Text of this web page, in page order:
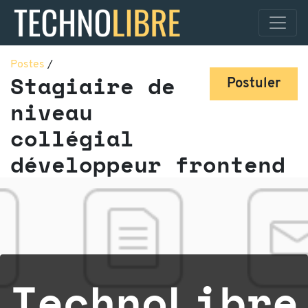
Postuler
Postes /
Stagiaire de
niveau
collégial
développeur frontend